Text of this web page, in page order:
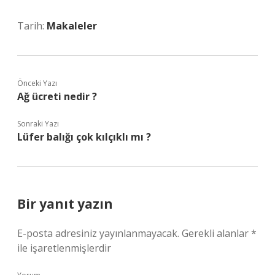
Tarih: Makaleler
Önceki Yazı
Ağ ücreti nedir ?
Sonraki Yazı
Lüfer balığı çok kılçıklı mı ?
Bir yanıt yazın
E-posta adresiniz yayınlanmayacak. Gerekli alanlar*
ile işaretlenmişlerdir